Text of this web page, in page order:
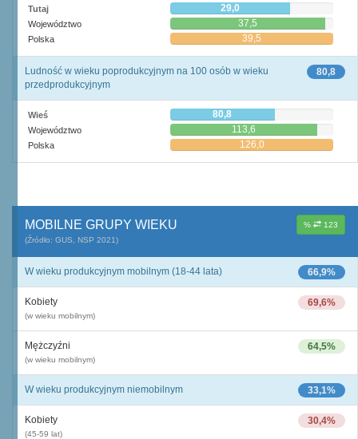
Tutaj 29,0
Województwo 37,5
Polska 39,5
80,8
Ludność w wieku poprodukcyjnym na 100 osób w wieku
przedprodukcyjnym
Wieś 80,8
Województwo 113,6
Polska 126,0
% 123
MOBILNE GRUPY WIEKU
(Źródło: GUS, NSP 2021)
66,9%
W wieku produkcyjnym mobilnym (18-44 lata)
69,6%
Kobiety
(w wieku mobilnym)
64,5%
Mężczyźni
(w wieku mobilnym)
33,1%
W wieku produkcyjnym niemobilnym
30,4%
Kobiety
(45-59 lat)